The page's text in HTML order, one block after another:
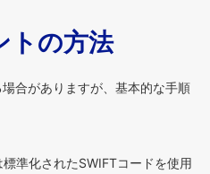
トの方法
合がありますが、基本的な手順
準化されたSWIFTコードを使用